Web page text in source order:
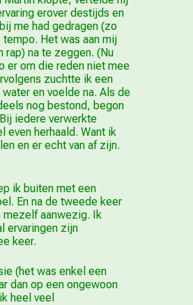
erover destijds en
me had gedragen (zo
Het was aan mij
na te zeggen. (Nu
er om die reden niet mee
zuchtte ik een
en voelde na. Als de
nog bestond, begon
iedere verwerkte
even herhaald. Want ik
en er echt van af zijn.
ik buiten met een
En na de tweede keer
aanwezig. Ik
ervaringen zijn
keer.
(het was enkel een
dan op een ongewoon
heel veel